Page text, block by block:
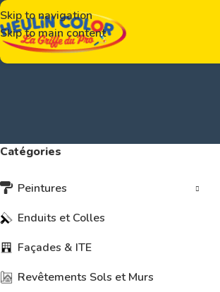
Skip to navigation
Skip to main content
Catégories
Peintures
Enduits et Colles
Façades & ITE
Revêtements Sols et Murs